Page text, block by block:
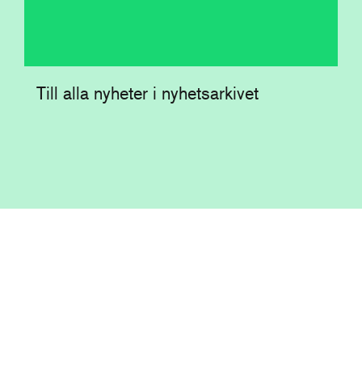
Till alla nyheter i nyhetsarkivet